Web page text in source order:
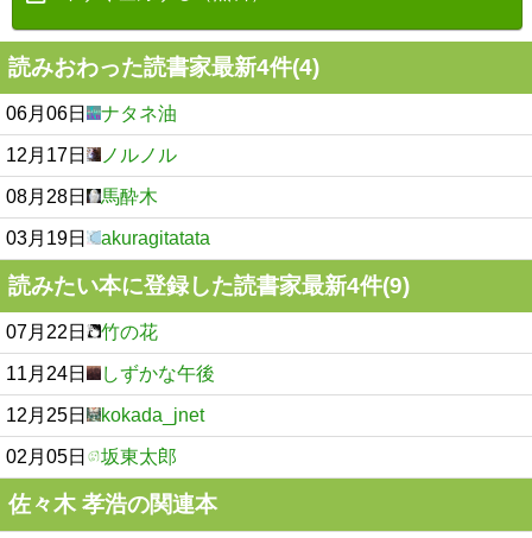
読みおわった読書家最新4件(4)
06月06日 ナタネ油
12月17日 ノルノル
08月28日 馬酔木
03月19日 akuragitatata
読みたい本に登録した読書家最新4件(9)
07月22日 竹の花
11月24日 しずかな午後
12月25日 kokada_jnet
02月05日 坂東太郎
佐々木 孝浩の関連本